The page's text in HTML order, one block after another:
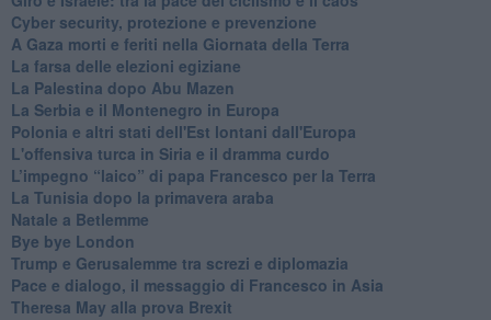
Cyber security, protezione e prevenzione
A Gaza morti e feriti nella Giornata della Terra
La farsa delle elezioni egiziane
La Palestina dopo Abu Mazen
La Serbia e il Montenegro in Europa
Polonia e altri stati dell'Est lontani dall'Europa
L'offensiva turca in Siria e il dramma curdo
L’impegno “laico” di papa Francesco per la Terra
La Tunisia dopo la primavera araba
Natale a Betlemme
Bye bye London
Trump e Gerusalemme tra screzi e diplomazia
Pace e dialogo, il messaggio di Francesco in Asia
Theresa May alla prova Brexit